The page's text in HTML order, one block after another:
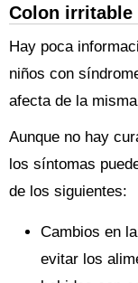
Colon irritable
Hay poca
niños con
afecta de la
Aunque no hay
los síntomas
de los siguientes:
Cambios en
evitar los